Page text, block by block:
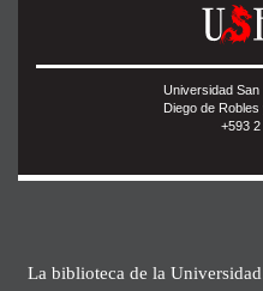
Universidad
Diego de
+593
La biblioteca de la